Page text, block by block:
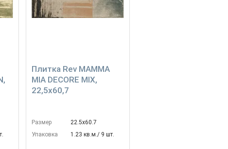
Плитка Rev MAMMA
MIA DECORE MIX,
22,5x60,7
Размер
22.5х60.7
Упаковка
1.23 кв.м./ 9 шт.